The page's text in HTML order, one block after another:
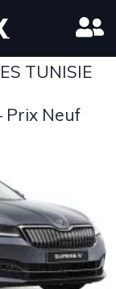
TUNISIE
Prix Neuf